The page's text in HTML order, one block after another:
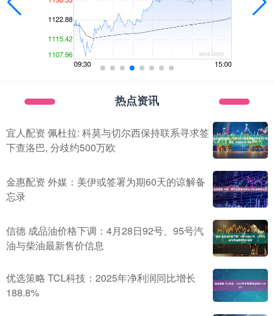
热点资讯
宜人配资 佩杜拉: 科莫与切尔西保持联系寻求签
下查洛巴, 分歧约500万欧
金惠配资 外媒：美伊或签署为期60天的谅解备
忘录
信德 成品油价格下调：4月28日92号、95号汽
油与柴油最新售价信息
优选策略 TCL科技：2025年净利润同比增长
188.8%